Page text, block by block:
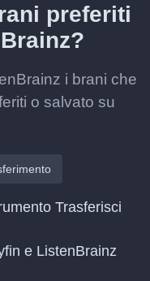
preferiti
i brani che
o salvato su
Trasferisci
e ListenBrainz